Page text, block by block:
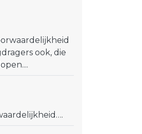
ook, die